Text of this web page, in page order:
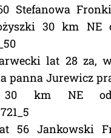
Stefanowa
30 km NE
lat 28 za,
panna Jurewicz
30 km NE
56 Jankowski